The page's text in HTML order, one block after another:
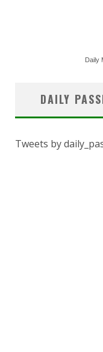
Daily
DAILY
Tweets by